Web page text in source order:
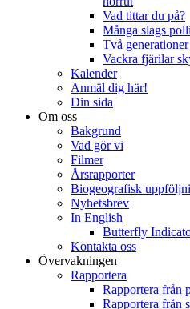
Vad tittar du på?
Många slags
Två
Vackra fjärilar
Kalender
Anmäl dig här!
Din sida
Om oss
Bakgrund
Vad gör vi
Filmer
Årsrapporter
Biogeografisk
Nyhetsbrev
In English
Butterfly
Kontakta oss
Övervakningen
Rapportera
Rapportera från
Rapportera från